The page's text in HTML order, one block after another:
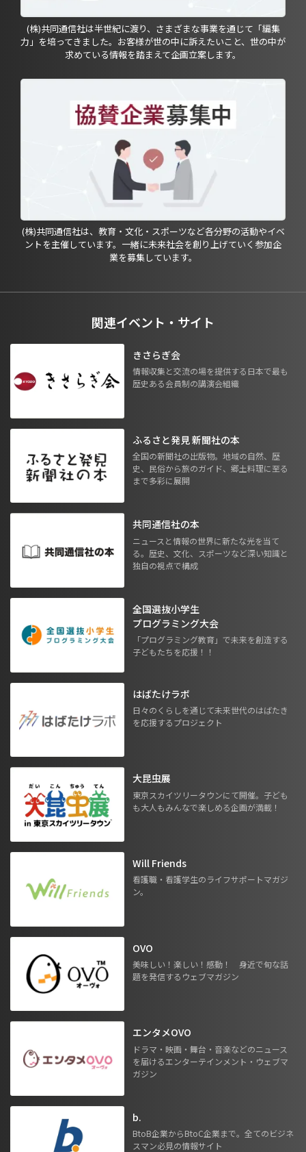
(株)共同通信社は半世紀に渡り、さまざまな事業を通じて「編集
力」を培ってきました。お客様が世の中に訴えたいこと、世の中が
求めている情報を踏まえて企画立案します。
(株)共同通信社は、教育・文化・スポーツなど各分野の活動やイベ
ントを主催しています。一緒に未来社会を創り上げていく参加企
業を募集しています。
関連イベント・サイト
きさらぎ会
情報収集と交流の場を提供する日本で最も
歴史ある会員制の講演会組織
ふるさと発見 新聞社の本
全国の新聞社の出版物。地域の自然、歴
史、民俗から旅のガイド、郷土料理に至る
まで多彩に展開
共同通信社の本
ニュースと情報の世界に新たな光を当て
る。歴史、文化、スポーツなど深い知識と
独自の視点で構成
全国選抜小学生
プログラミング大会
「プログラミング教育」で未来を創造する
子どもたちを応援！！
はばたけラボ
日々のくらしを通じて未来世代のはばたき
を応援するプロジェクト
大昆虫展
東京スカイツリータウンにて開催。子ども
も大人もみんなで楽しめる企画が満載！
Will Friends
看護職・看護学生のライフサポートマガジ
ン。
OVO
美味しい！楽しい！感動！ 身近で旬な話
題を発信するウェブマガジン
エンタメOVO
ドラマ・映画・舞台・音楽などのニュース
を届けるエンターテインメント・ウェブマ
ガジン
b.
BtoB企業からBtoC企業まで。全てのビジネ
スマン必見の情報サイト